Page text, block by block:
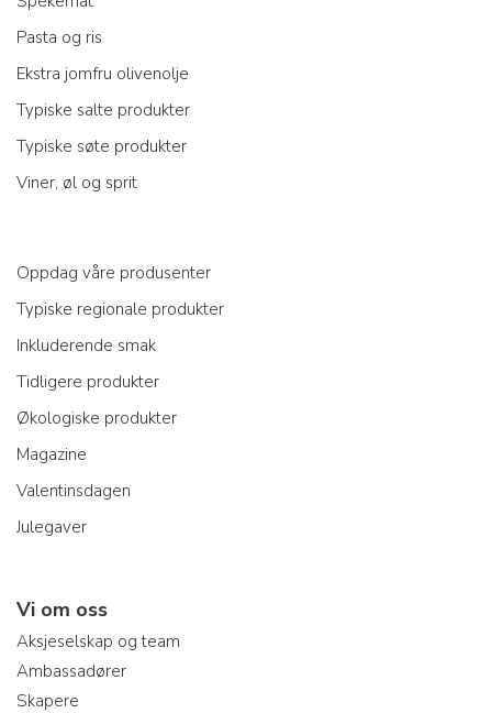
Pasta og ris
Ekstra jomfru olivenolje
Typiske salte produkter
Typiske søte produkter
Viner, øl og sprit
Oppdag våre produsenter
Typiske regionale produkter
Inkluderende smak
Tidligere produkter
Økologiske produkter
Magazine
Valentinsdagen
Julegaver
Vi om oss
Aksjeselskap og team
Ambassadører
Skapere